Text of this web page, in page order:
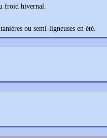
froid hivernal.
ou semi-ligneuses en été.